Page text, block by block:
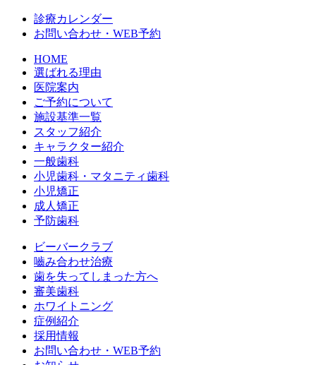
診療カレンダー
お問い合わせ・WEB予約
HOME
選ばれる理由
医院案内
ご予約について
施設基準一覧
スタッフ紹介
キャラクター紹介
一般歯科
小児歯科・マタニティ歯科
小児矯正
成人矯正
予防歯科
ビーバークラブ
嚙み合わせ治療
歯を失ってしまった方へ
審美歯科
ホワイトニング
症例紹介
採用情報
お問い合わせ・WEB予約